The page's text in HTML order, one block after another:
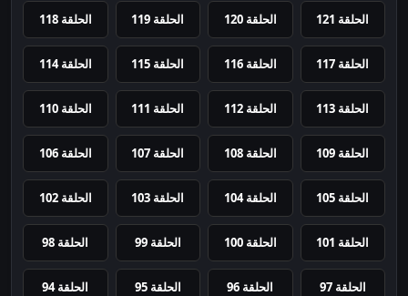
الحلقة 121 الحلقة 120 الحلقة 119 الحلقة 118
الحلقة 117 الحلقة 116 الحلقة 115 الحلقة 114
الحلقة 113 الحلقة 112 الحلقة 111 الحلقة 110
الحلقة 109 الحلقة 108 الحلقة 107 الحلقة 106
الحلقة 105 الحلقة 104 الحلقة 103 الحلقة 102
الحلقة 101 الحلقة 100 الحلقة 99 الحلقة 98
الحلقة 97 الحلقة 96 الحلقة 95 الحلقة 94